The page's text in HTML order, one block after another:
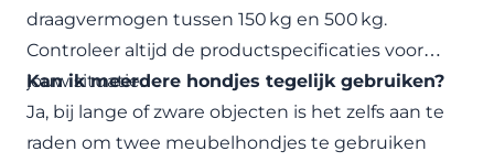
draagvermogen tussen 150 kg en 500 kg.
Controleer altijd de productspecificaties voor
jouw situatie.
Kan ik meerdere hondjes tegelijk gebruiken?
Ja, bij lange of zware objecten is het zelfs aan te
raden om twee meubelhondjes te gebruiken